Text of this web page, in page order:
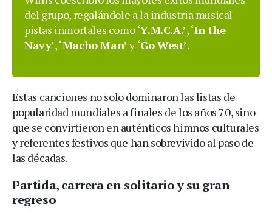
del grupo, regalándole a la industria musical
pistas inmortales como‘Y.M.C.A.’,‘In the
Navy’,‘Macho Man’y‘Go West’.
Estas canciones no solo dominaron las listas de
popularidad mundiales a finales de los años 70, sino
que se convirtieron en auténticos himnos culturales
y referentes festivos que han sobrevivido al paso de
las décadas.
Partida, carrera en solitario y su gran
regreso